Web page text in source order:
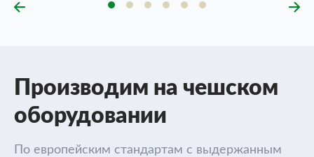
Производим на чешском
оборудовании
По европейским стандартам с выдержанным